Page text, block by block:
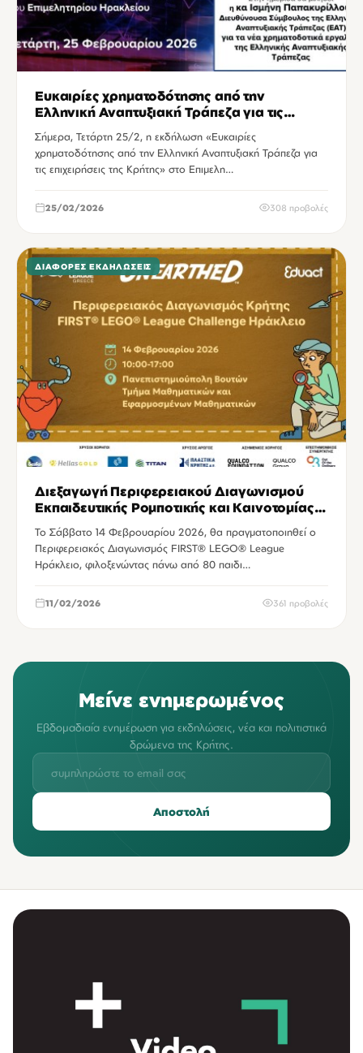
Ευκαιρίες χρηματοδότησης από την
Ελληνική Αναπτυξιακή Τράπεζα για τις
επιχειρήσεις της Κρήτης
Σήμερα, Τετάρτη 25/2, η εκδήλωση «Ευκαιρίες
χρηματοδότησης από την Ελληνική Αναπτυξιακή Τράπεζα για
τις επιχειρήσεις της Κρήτης» στο Επιμελη…
25/02/2026 308 προβολές
ΔΙΆΦΟΡΕΣ ΕΚΔΗΛΏΣΕΙΣ
Διεξαγωγή Περιφερειακού Διαγωνισμού
Εκπαιδευτικής Ρομποτικής και Καινοτομίας
FIRST® LEGO® League Ηράκλειο
Το Σάββατο 14 Φεβρουαρίου 2026, θα πραγματοποιηθεί ο
Περιφερειακός Διαγωνισμός FIRST® LEGO® League
Ηράκλειο, φιλοξενώντας πάνω από 80 παιδι…
11/02/2026 361 προβολές
Μείνε ενημερωμένος
Εβδομαδιαία ενημέρωση για εκδηλώσεις, νέα και πολιτιστικά
δρώμενα της Κρήτης.
Αποστολή